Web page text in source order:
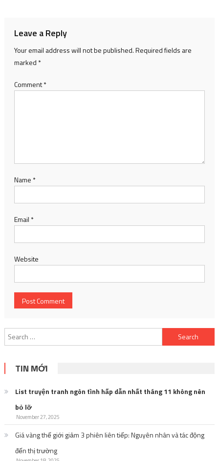
Leave a Reply
Your email address will not be published.Required fields are
marked *
Comment*
Name *
Email *
Website
Search
for:
TIN MỚI
List truyện tranh ngôn tình hấp dẫn nhất tháng 11 không nên
bỏ lỡ
November 27, 2025
Giá vàng thế giới giảm 3 phiên liên tiếp: Nguyên nhân và tác động
đến thị trường